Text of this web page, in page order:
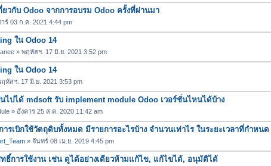
วกับ Odoo จากการอบรม Odoo ครั้งที่ผ่านมา
าร์ 03 ก.ค. 2021 4:44 pm
ใน Odoo 14
» พฤหัสฯ. 17 มิ.ย. 2021 3:52 pm
ใน Odoo 14
หัสฯ. 17 มิ.ย. 2021 3:53 pm
ไปได้ mdsoft รับ implement module Odoo เวอร์ชั่นไหนได้บ้าง
» อังคาร 25 ส.ค. 2020 11:42 am
ารเบิกใช้วัตถุดิบทั้งหมด มีรายการอะไรบ้าง จำนวนเท่าไร ในระยะเวลาที่กำหนด
» จันทร์ 08 เม.ย. 2019 4:45 pm
ธิ์การใช้งาน เช่น ดูได้อย่างเดียวห้ามแก้ไข, แก้ไขได้, อนุมัติได้